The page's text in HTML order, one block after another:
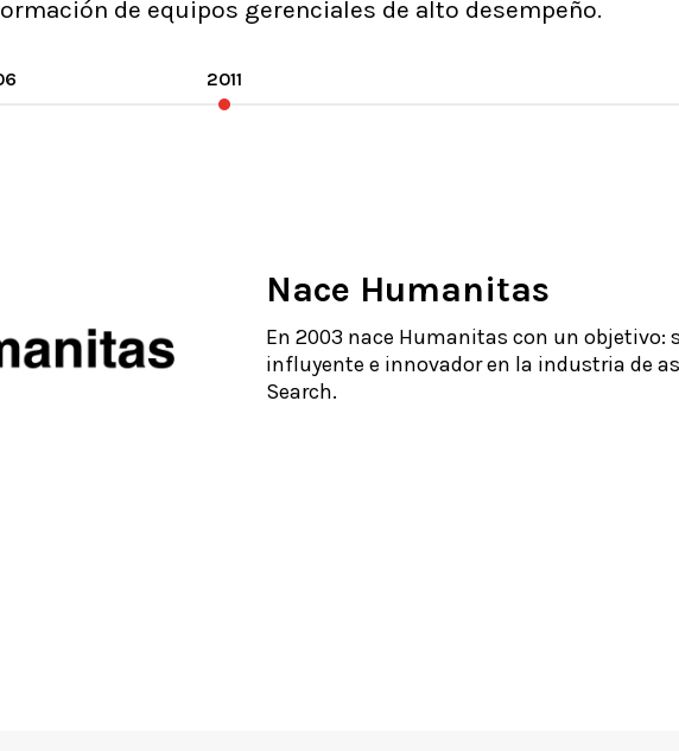
de equipos gerenciales de alto desempeño.
2011
Nace Humanitas
En 2003 nace Humanitas con un objetivo:
influyente e innovador en la industria de
Search.